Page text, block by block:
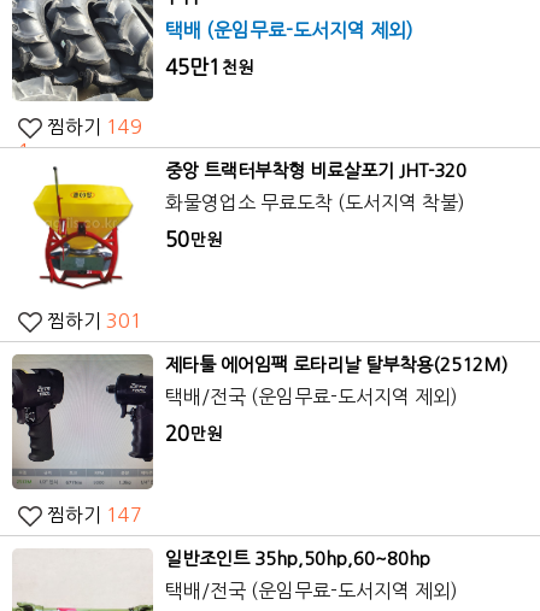
택배 (운임무료-도서지역 제외)
45만1 천원
찜하기
149
1
중앙 트랙터부착형 비료살포기 JHT-320
화물영업소 무료도착 (도서지역 착불)
50만원
찜하기 301
제타툴 에어임팩 로타리날 탈부착용(2512M)
택배/전국 (운임무료-도서지역 제외)
20만원
찜하기 147
일반조인트 35hp,50hp,60~80hp
택배/전국 (운임무료-도서지역 제외)